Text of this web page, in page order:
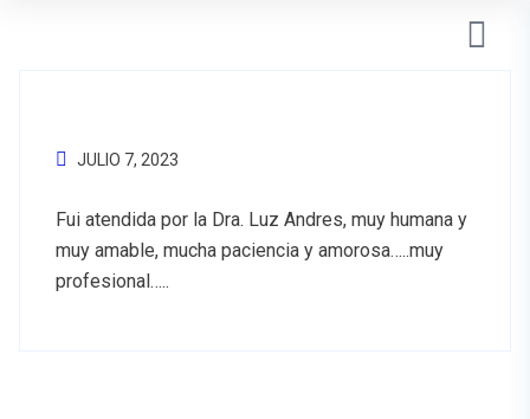
JULIO 7, 2023
Fui atendida por la Dra. Luz Andres, muy humana y
muy amable, mucha paciencia y amorosa…..muy
profesional…..